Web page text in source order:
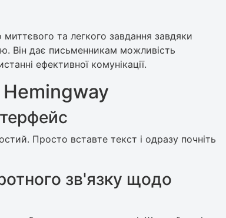
та легкого завдання завдяки
Він дає письменникам можливість
ефективної комунікації.
Просто вставте текст і одразу почніть
зв'язку щодо